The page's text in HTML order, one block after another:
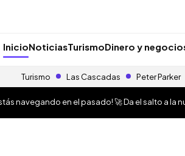
InicioNoticiasTurismoDinero y
Turismo Las Cascadas Peter Parker
navegando en el pasado! 🚀 Da el salto a la